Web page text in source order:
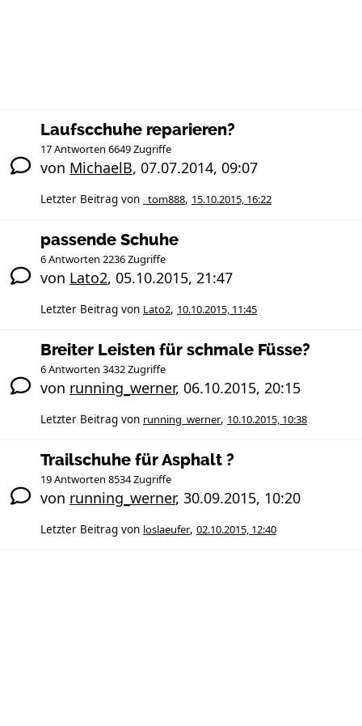
Laufscchuhe reparieren?
17 Antworten 6649 Zugriffe
von MichaelB, 07.07.2014, 09:07
Letzter Beitrag von _tom888, 15.10.2015, 16:22
passende Schuhe
6 Antworten 2236 Zugriffe
von Lato2, 05.10.2015, 21:47
Letzter Beitrag von Lato2, 10.10.2015, 11:45
Breiter Leisten für schmale Füsse?
6 Antworten 3432 Zugriffe
von running_werner, 06.10.2015, 20:15
Letzter Beitrag von running_werner, 10.10.2015, 10:38
Trailschuhe für Asphalt ?
19 Antworten 8534 Zugriffe
von running_werner, 30.09.2015, 10:20
Letzter Beitrag von loslaeufer, 02.10.2015, 12:40